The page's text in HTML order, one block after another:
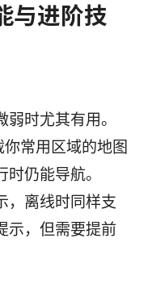
与进阶技
时尤其有用。
常用区域的地图
仍能导航。
，离线时同样支
示，但需要提前